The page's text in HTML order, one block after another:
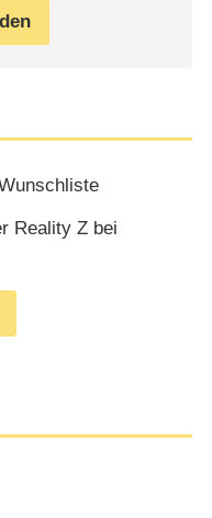
Reality Z bei